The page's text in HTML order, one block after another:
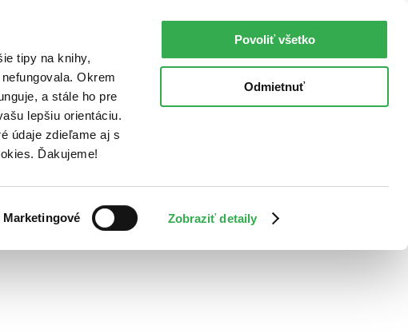
tipy na knihy,
Okrem
a stále ho pre
lepšiu orientáciu.
údaje zdieľame aj s
Ďakujeme!
Marketingové Zobraziť detaily
Povoliť všetko
Odmietnuť